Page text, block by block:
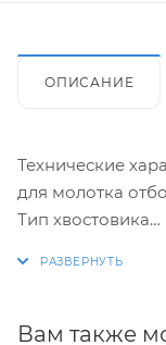
ОПИСАНИЕ
Технические
для молотка
Тип хвостовика
Длина
Вам также